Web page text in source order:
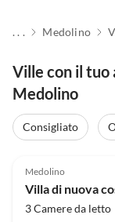
. . . Medolino
Ville con il tuo
Medolino
Consigliato
Medolino
3 Camere da letto